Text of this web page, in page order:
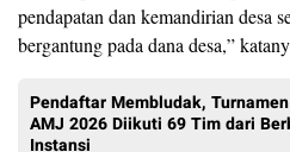
pendapatan dan kemandirian desa
bergantung pada dana desa,”
Pendaftar Membludak,
AMJ 2026 Diikuti 69 Tim dari
Instansi